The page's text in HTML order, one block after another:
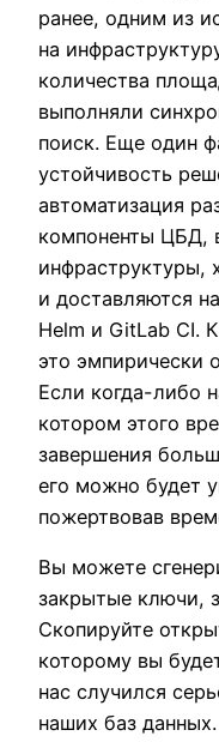
ранее, одним из
на
количества
выполняли
поиск. Еще один
устойчивость
автоматизация
компоненты ЦБД,
инфраструктуры,
и доставляются
Helm и GitLab CI.
это эмпирически
Если когда-либо
котором этого
завершения
его можно будет
пожертвовав
Вы можете
закрытые ключи,
Скопируйте
которому вы
нас случился
наших баз данных.